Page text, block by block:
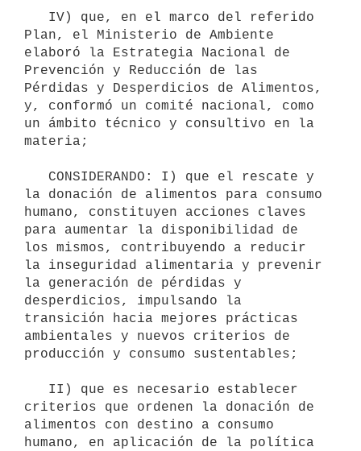
Plan, el Ministerio de Ambiente
elaboró la Estrategia Nacional de
Prevención y Reducción de las
Pérdidas y Desperdicios de Alimentos,
y, conformó un comité nacional, como
un ámbito técnico y consultivo en la
materia;
la donación de alimentos para consumo
humano, constituyen acciones claves
para aumentar la disponibilidad de
los mismos, contribuyendo a reducir
la inseguridad alimentaria y prevenir
la generación de pérdidas y
desperdicios, impulsando la
transición hacia mejores prácticas
ambientales y nuevos criterios de
producción y consumo sustentables;
criterios que ordenen la donación de
alimentos con destino a consumo
humano, en aplicación de la política